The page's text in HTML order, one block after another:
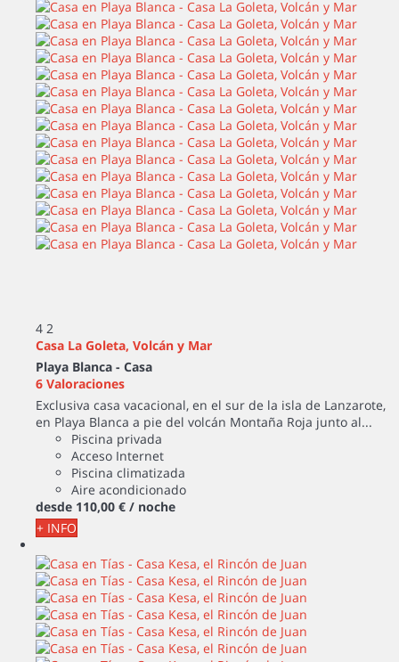
4 2
Casa La Goleta, Volcán y Mar
Playa Blanca - Casa
6 Valoraciones
Exclusiva casa vacacional, en el sur de la isla de Lanzarote,
en Playa Blanca a pie del volcán Montaña Roja junto al...
Piscina privada
Acceso Internet
Piscina climatizada
Aire acondicionado
desde 110,00 € / noche
+ INFO